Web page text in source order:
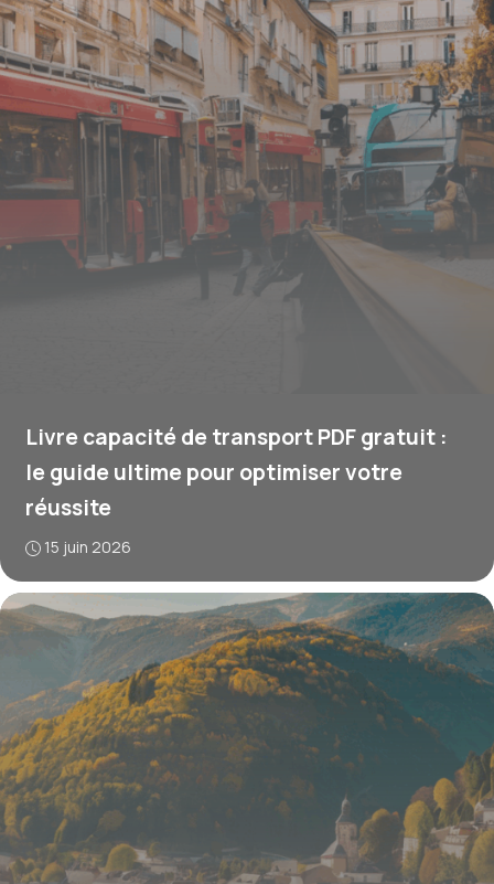
Livre capacité de transport PDF gratuit :
le guide ultime pour optimiser votre
réussite
15 juin 2026